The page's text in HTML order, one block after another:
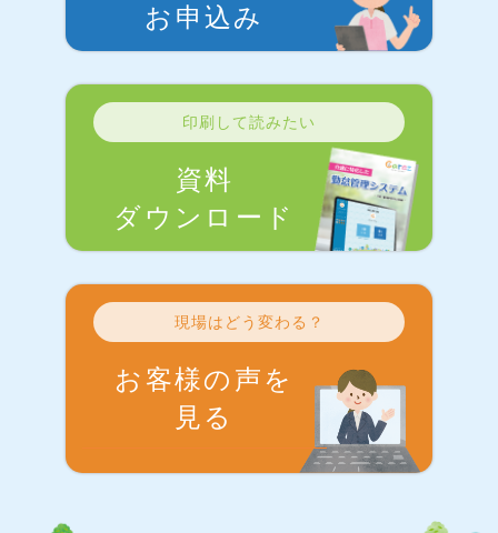
お申込み
印刷して読みたい
資料
ダウンロード
現場はどう変わる？
お客様の声を
見る